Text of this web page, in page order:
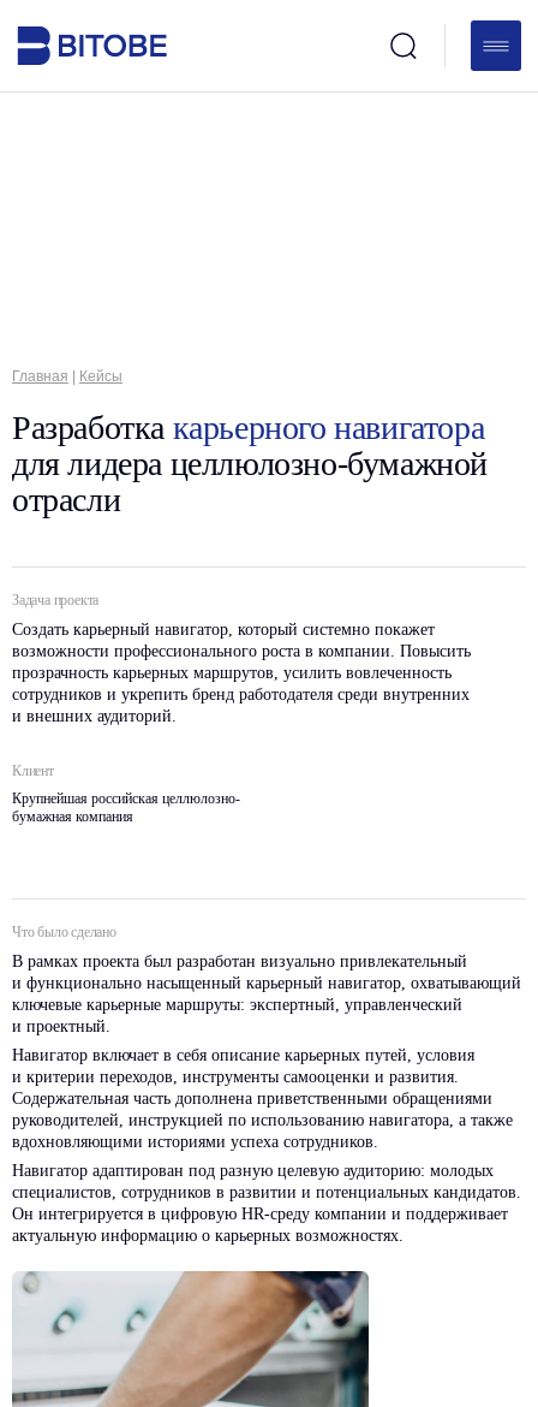
Разработкакарьерного навигатора
для лидера целлюлозно-бумажной
отрасли
Главная |Кейсы
Задача проекта
Создать карьерный навигатор, который системно покажет
возможности профессионального роста в компании. Повысить
прозрачность карьерных маршрутов, усилить вовлеченность
сотрудников и укрепить бренд работодателя среди внутренних
и внешних аудиторий.
Клиент
Крупнейшая российская целлюлозно-
бумажная компания
Что было сделано
В рамках проекта был разработан визуально привлекательный
и функционально насыщенный карьерный навигатор, охватывающий
ключевые карьерные маршруты: экспертный, управленческий
и проектный.
Навигатор включает в себя описание карьерных путей, условия
и критерии переходов, инструменты самооценки и развития.
Содержательная часть дополнена приветственными обращениями
руководителей, инструкцией по использованию навигатора, а также
вдохновляющими историями успеха сотрудников.
Навигатор адаптирован под разную целевую аудиторию: молодых
специалистов, сотрудников в развитии и потенциальных кандидатов.
Он интегрируется в цифровую HR-среду компании и поддерживает
актуальную информацию о карьерных возможностях.